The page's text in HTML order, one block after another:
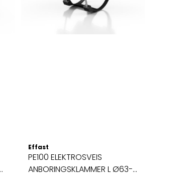
Effast
PE100 ELEKTROSVEIS
ANBORINGSKLAMMER L Ø63-